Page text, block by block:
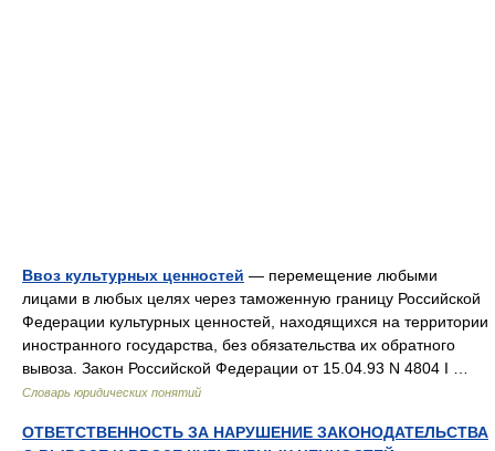
Ввоз культурных ценностей — перемещение любыми
лицами в любых целях через таможенную границу Российской
Федерации культурных ценностей, находящихся на территории
иностранного государства, без обязательства их обратного
вывоза. Закон Российской Федерации от 15.04.93 N 4804 I …
Словарь юридических понятий
ОТВЕТСТВЕННОСТЬ ЗА НАРУШЕНИЕ ЗАКОНОДАТЕЛЬСТВА